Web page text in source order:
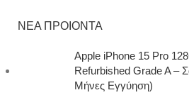
ΝΕΑ ΠΡΟΙΟΝΤΑ
Apple iPhone 15 Pro
Refurbished Grade A –
Μήνες Εγγύηση)